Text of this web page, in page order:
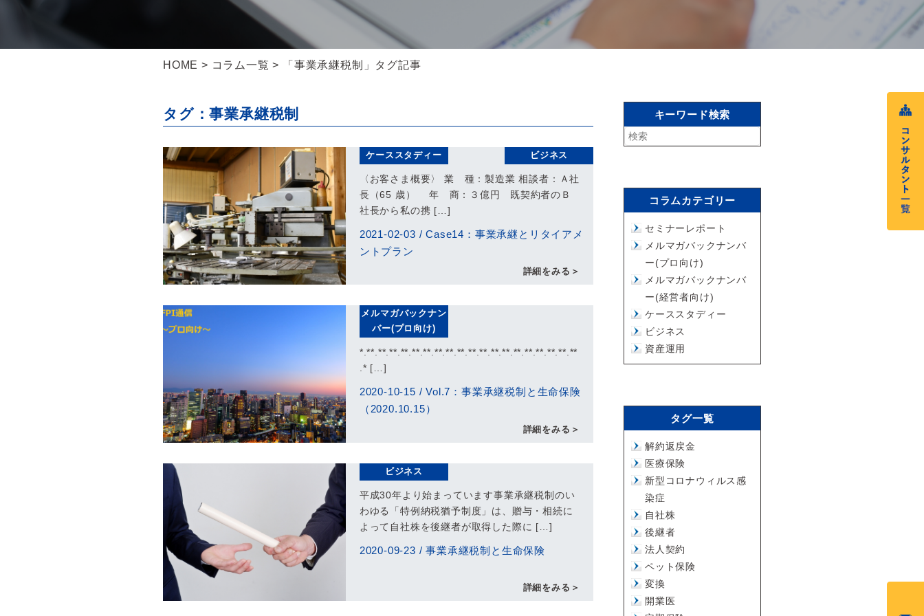
HOME > コラム一覧 > 「事業承継税制」タグ記事
タグ：事業承継税制
ケーススタディー ビジネス
〈お客さま概要〉 業 種：製造業 相談者：Ａ社
長（65 歳） 年 商：３億円 既契約者のＢ
社長から私の携 […]
2021-02-03 /Case14：事業承継とリタイアメ
ントプラン
詳細をみる＞
メルマガバックナン
バー(プロ向け)
*.**.**.**.**.**.**.**.**.**.**.**.**.**.**.**.**.**.**.**
.* […]
2020-10-15 /Vol.7：事業承継税制と生命保険
（2020.10.15）
詳細をみる＞
ビジネス
平成30年より始まっています事業承継税制のい
わゆる「特例納税猶予制度」は、贈与・相続に
よって自社株を後継者が取得した際に […]
2020-09-23 /事業承継税制と生命保険
詳細をみる＞
キーワード検索
コラムカテゴリー
セミナーレポート
メルマガバックナンバ
ー(プロ向け)
メルマガバックナンバ
ー(経営者向け)
ケーススタディー
ビジネス
資産運用
タグ一覧
解約返戻金
医療保険
新型コロナウィルス感
染症
自社株
後継者
法人契約
ペット保険
変換
開業医